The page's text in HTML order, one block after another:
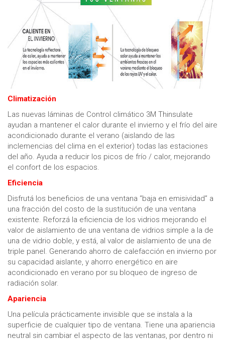
Climatización
Las nuevas láminas de Control climático 3M Thinsulate
ayudan a mantener el calor durante el invierno y el frío del aire
acondicionado durante el verano (aislando de las
inclemencias del clima en el exterior) todas las estaciones
del año. Ayuda a reducir los picos de frío / calor, mejorando
el confort de los espacios.
Eficiencia
Disfrutá los beneficios de una ventana “baja en emisividad” a
una fracción del costo de la sustitución de una ventana
existente. Reforzá la eficiencia de los vidrios mejorando el
valor de aislamiento de una ventana de vidrios simple a la de
una de vidrio doble, y está, al valor de aislamiento de una de
triple panel. Generando ahorro de calefacción en invierno por
su capacidad aislante, y ahorro energético en aire
acondicionado en verano por su bloqueo de ingreso de
radiación solar.
Apariencia
Una película prácticamente invisible que se instala a la
superficie de cualquier tipo de ventana. Tiene una apariencia
neutral sin cambiar el aspecto de las ventanas, por dentro ni